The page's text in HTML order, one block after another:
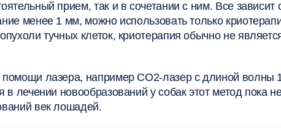
прием, так и в сочетании с ним. Все зависит
менее 1 мм, можно использовать только
тучных клеток, криотерапия обычно не
лазера, например CO2-лазер с длиной волны
лечении новообразований у собак этот метод пока
век лошадей.